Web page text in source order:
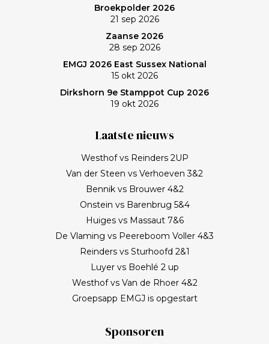
Broekpolder 2026
21 sep 2026
Zaanse 2026
28 sep 2026
EMGJ 2026 East Sussex National
15 okt 2026
Dirkshorn 9e Stamppot Cup 2026
19 okt 2026
Laatste nieuws
Westhof vs Reinders 2UP
Van der Steen vs Verhoeven 3&2
Bennik vs Brouwer 4&2
Onstein vs Barenbrug 5&4
Huiges vs Massaut 7&6
De Vlaming vs Peereboom Voller 4&3
Reinders vs Sturhoofd 2&1
Luyer vs Boehlé 2 up
Westhof vs Van de Rhoer 4&2
Groepsapp EMGJ is opgestart
Sponsoren